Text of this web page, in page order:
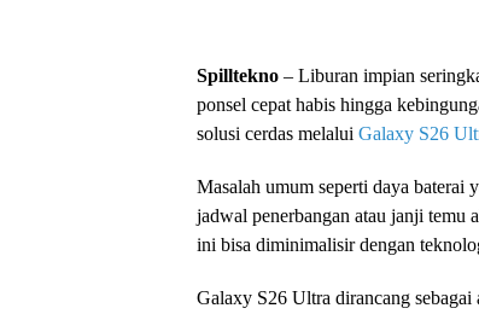
Spilltekno – Liburan impian
ponsel cepat habis hingga
solusi cerdas melalui Galaxy S26
Masalah umum seperti daya baterai
jadwal penerbangan atau janji temu
ini bisa diminimalisir dengan
Galaxy S26 Ultra dirancang